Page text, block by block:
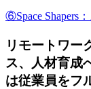
⑥Space Shapers
リモートワー
ス、人材育成
は従業員をフ